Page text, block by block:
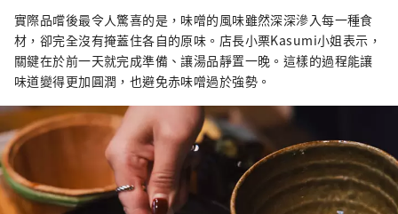
實際品嚐後最令人驚喜的是，味噌的風味雖然深深滲入每一種食
材，卻完全沒有掩蓋住各自的原味。店長小栗Kasumi小姐表示，
關鍵在於前一天就完成準備、讓湯品靜置一晚。這樣的過程能讓
味道變得更加圓潤，也避免赤味噌過於強勢。